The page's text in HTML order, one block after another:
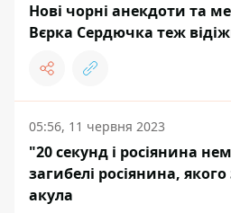
Нові чорні анекдоти та
Вєрка Сердючка теж
05:56, 11 червня 2023
"20 секунд і росіянина
загибелі росіянина,
акула